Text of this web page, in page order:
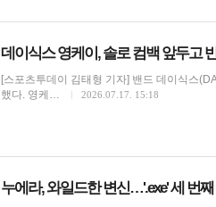
데이식스 영케이, 솔로 컴백 앞두고
[스포츠투데이 김태형 기자] 밴드 데이식스
했다. 영케…
2026.07.17. 15:18
누에라, 와일드한 변신…'.exe' 세 번